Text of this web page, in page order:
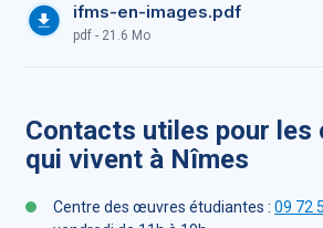
ifms-en-images.pdf
pdf - 21.6 Mo
Contacts utiles pour les
qui vivent à Nîmes
Centre des œuvres étudiantes : 09 72